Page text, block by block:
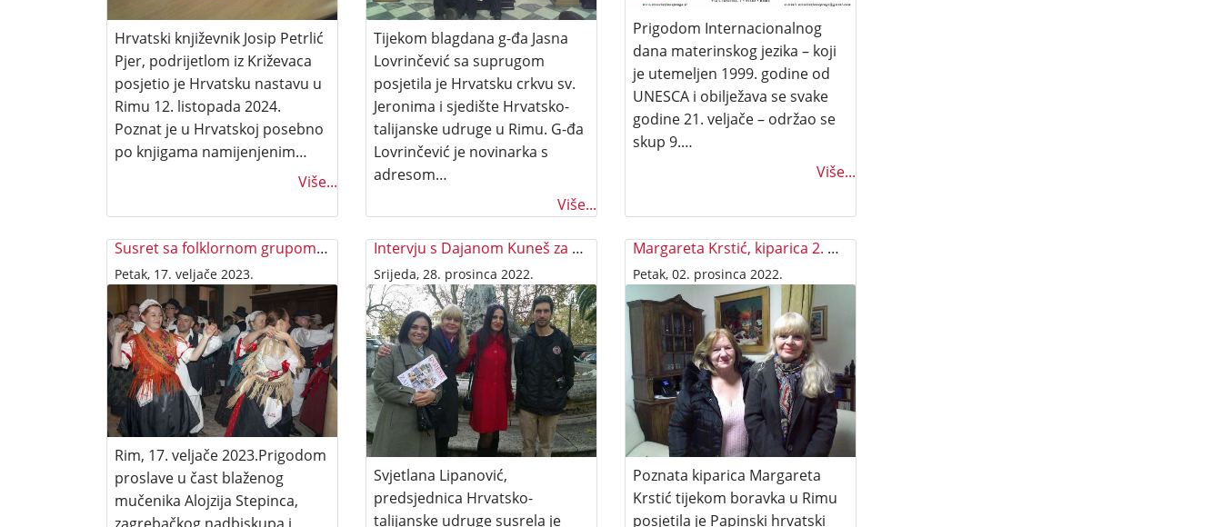
Hrvatski književnik Josip Petrlić
Pjer, podrijetlom iz Križevaca
posjetio je Hrvatsku nastavu u
Rimu 12. listopada 2024.
Poznat je u Hrvatskoj posebno
po knjigama namijenjenim…
Više...
Tijekom blagdana g-đa Jasna
Lovrinčević sa suprugom
posjetila je Hrvatsku crkvu sv.
Jeronima i sjedište Hrvatsko-
talijanske udruge u Rimu. G-đa
Lovrinčević je novinarka s
adresom…
Više...
Prigodom Internacionalnog
dana materinskog jezika – koji
je utemeljen 1999. godine od
UNESCA i obilježava se svake
godine 21. veljače – održao se
skup 9.…
Više...
Susret sa folklornom grupom KUD Mihovljan
Petak, 17. veljače 2023.
Rim, 17. veljače 2023.Prigodom
proslave u čast blaženog
mučenika Alojzija Stepinca,
Intervju s Dajanom Kuneš za HRT
Srijeda, 28. prosinca 2022.
Svjetlana Lipanović,
predsjednica Hrvatsko-
talijanske udruge susrela je
Margareta Krstić, kiparica 2. prosinca 2022. u Rimu
Petak, 02. prosinca 2022.
Poznata kiparica Margareta
Krstić tijekom boravka u Rimu
posjetila je Papinski hrvatski